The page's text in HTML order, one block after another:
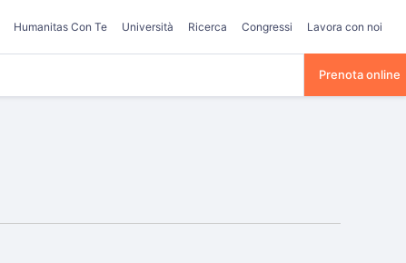
Humanitas Con Te Università Ricerca Congressi Lavora con noi
Prenota online